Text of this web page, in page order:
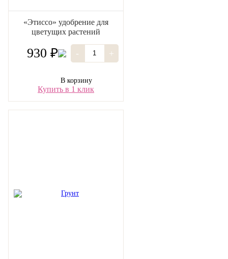
«Этиссо» удобрение для
цветущих растений
930 ₽ - +
В корзину
Купить в 1 клик